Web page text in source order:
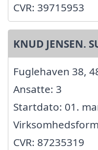
CVR: 39715953
KNUD JENSEN.
Fuglehaven 38,
Ansatte: 3
Startdato: 01.
CVR: 87235319